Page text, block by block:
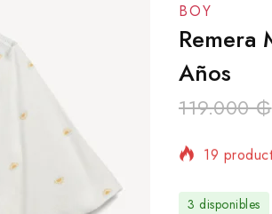
BOY
Años
119.000₲
19
¡Se
3 disponibles